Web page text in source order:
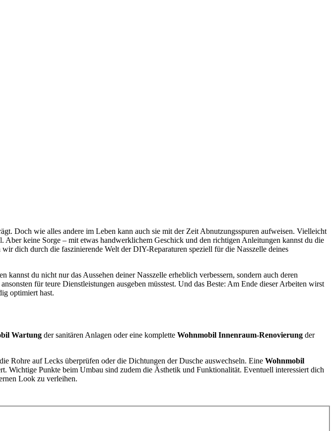
Doch wie alles andere im Leben kann auch sie mit der Zeit Abnutzungsspuren aufweisen. Vielleicht
keine Sorge – mit etwas handwerklichem Geschick und den richtigen Anleitungen kannst du die
dich durch die faszinierende Welt der DIY-Reparaturen speziell für die Nasszelle deines
du nicht nur das Aussehen deiner Nasszelle erheblich verbessern, sondern auch deren
für teure Dienstleistungen ausgeben müsstest. Und das Beste: Am Ende dieser Arbeiten wirst
optimiert hast.
Wartung der sanitären Anlagen oder eine komplette Wohnmobil Innenraum-Renovierung der
Rohre auf Lecks überprüfen oder die Dichtungen der Dusche auswechseln. Eine Wohnmobil
Wichtige Punkte beim Umbau sind zudem die Ästhetik und Funktionalität. Eventuell interessiert dich
Look zu verleihen.